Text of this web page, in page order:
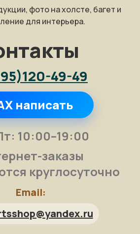
фото на холсте, багет и
для интерьера.
49-49
написать
10:00–19:00
заказы
круглосуточно
Email: